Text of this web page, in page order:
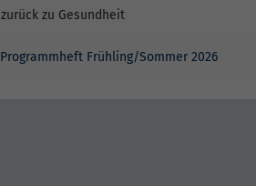
zurück zu Gesundheit
Programmheft Frühling/Sommer 2026